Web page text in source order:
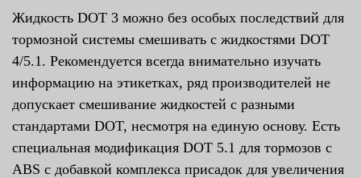
Жидкость DOT 3 можно без особых последствий для
тормозной системы смешивать с жидкостями DOT
4/5.1. Рекомендуется всегда внимательно изучать
информацию на этикетках, ряд производителей не
допускает смешивание жидкостей с разными
стандартами DOT, несмотря на единую основу. Есть
специальная модификация DOT 5.1 для тормозов c
ABS с добавкой комплекса присадок для увеличения